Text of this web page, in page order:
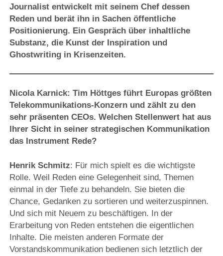
Journalist entwickelt mit seinem Chef dessen
Reden und berät ihn in Sachen öffentliche
Positionierung. Ein Gespräch über inhaltliche
Substanz, die Kunst der Inspiration und
Ghostwriting in Krisenzeiten.
Nicola Karnick: Tim Höttges führt Europas größten
Telekommunikations-Konzern und zählt zu den
sehr präsenten CEOs. Welchen Stellenwert hat aus
Ihrer Sicht in seiner strategischen Kommunikation
das Instrument Rede?
Henrik Schmitz: Für mich spielt es die wichtigste
Rolle. Weil Reden eine Gelegenheit sind, Themen
einmal in der Tiefe zu behandeln. Sie bieten die
Chance, Gedanken zu sortieren und weiterzuspinnen.
Und sich mit Neuem zu beschäftigen. In der
Erarbeitung von Reden entstehen die eigentlichen
Inhalte. Die meisten anderen Formate der
Vorstandskommunikation bedienen sich letztlich der